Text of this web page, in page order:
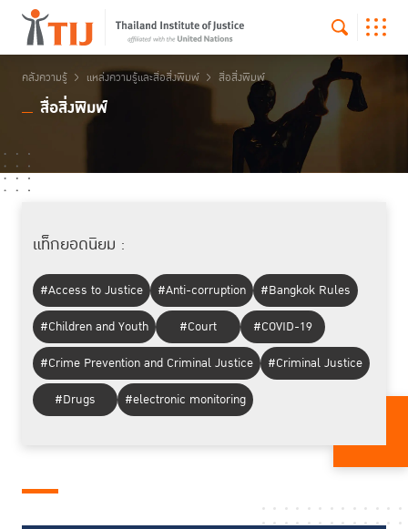
คลังความรู้ แหล่งความรู้และสื่อสิ่งพิมพ์ สื่อสิ่งพิมพ์
สื่อสิ่งพิมพ์
แท็กยอดนิยม :
#Access to Justice #Anti-corruption
#Bangkok Rules
#Children and Youth
#Court
#COVID-19
#Crime Prevention and Criminal Justice
#Criminal Justice
#Drugs
#electronic monitoring